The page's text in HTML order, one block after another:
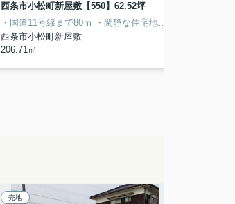
西条市小松町新屋敷【550】62.52坪
・国道11号線まで80ｍ
・閑静な住宅地・ドラッグスト
西条市小松町新屋敷
206.71㎡
売地